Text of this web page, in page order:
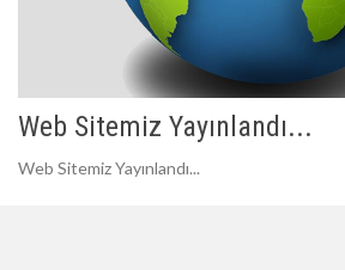
Web Sitemiz Yayınlandı...
Web Sitemiz Yayınlandı...